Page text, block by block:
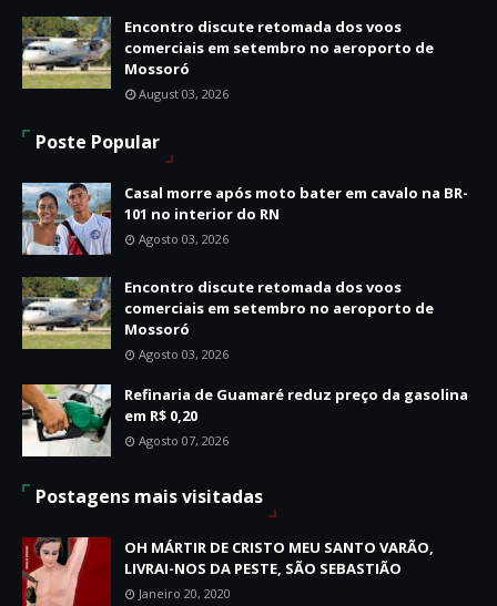
Encontro discute retomada dos voos
comerciais em setembro no aeroporto de
Mossoró
August 03, 2026
Poste Popular
Casal morre após moto bater em cavalo na BR-
101 no interior do RN
Agosto 03, 2026
Encontro discute retomada dos voos
comerciais em setembro no aeroporto de
Mossoró
Agosto 03, 2026
Refinaria de Guamaré reduz preço da gasolina
em R$ 0,20
Agosto 07, 2026
Postagens mais visitadas
OH MÁRTIR DE CRISTO MEU SANTO VARÃO,
LIVRAI-NOS DA PESTE, SÃO SEBASTIÃO
Janeiro 20, 2020